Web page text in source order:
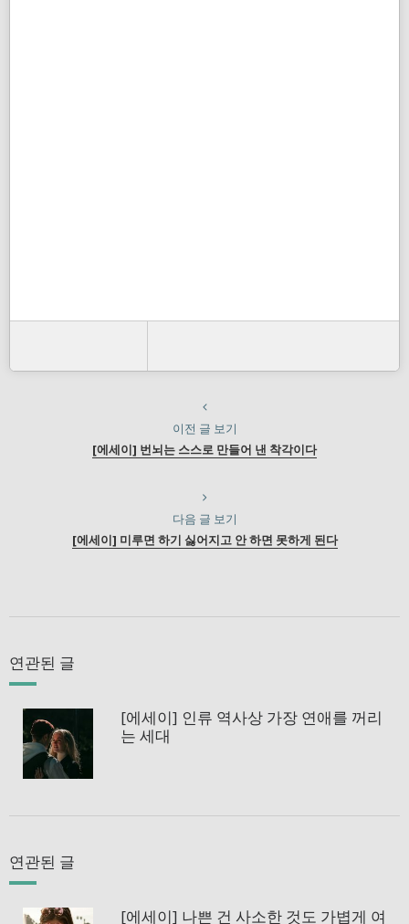
이전 글 보기
[에세이] 번뇌는 스스로 만들어 낸 착각이다
다음 글 보기
[에세이] 미루면 하기 싫어지고 안 하면 못하게 된다
연관된 글
[에세이] 인류 역사상 가장 연애를 꺼리
는 세대
연관된 글
[에세이] 나쁜 건 사소한 것도 가볍게 여